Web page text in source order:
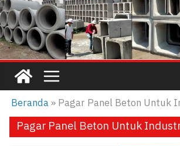
Beranda» Pagar Panel Beton Untuk
Pagar Panel Beton Untuk